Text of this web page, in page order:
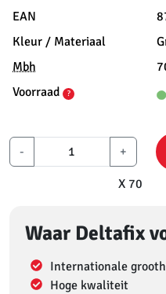
EAN
Kleur / Materiaal
Mbh
Voorraad
?
- +
X 70
Waar Deltafix
Internationale
Hoge kwaliteit